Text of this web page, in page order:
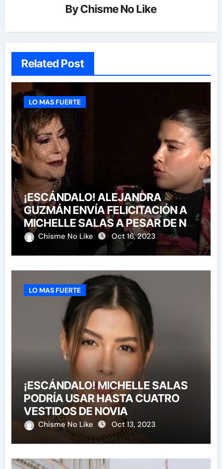
ByChisme No Like
Related Post
LO MAS FUERTE
¡ESCÁNDALO! ALEJANDRA
GUZMÁN ENVÍA FELICITACIÓN A
MICHELLE SALAS A PESAR DE NO
HABERLA INVITADO A SU BODA
Chisme No Like Oct 16, 2023
LO MAS FUERTE
¡ESCÁNDALO! MICHELLE SALAS
PODRÍA USAR HASTA CUATRO
VESTIDOS DE NOVIA
Chisme No Like Oct 13, 2023